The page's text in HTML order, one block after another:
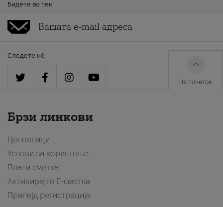
Бидете во тек
Следете нè
На почеток
Брзи линкови
Ценовници
Услови за користење
Плати сметка
Активирајте Е-сметка
Припејд регистрација